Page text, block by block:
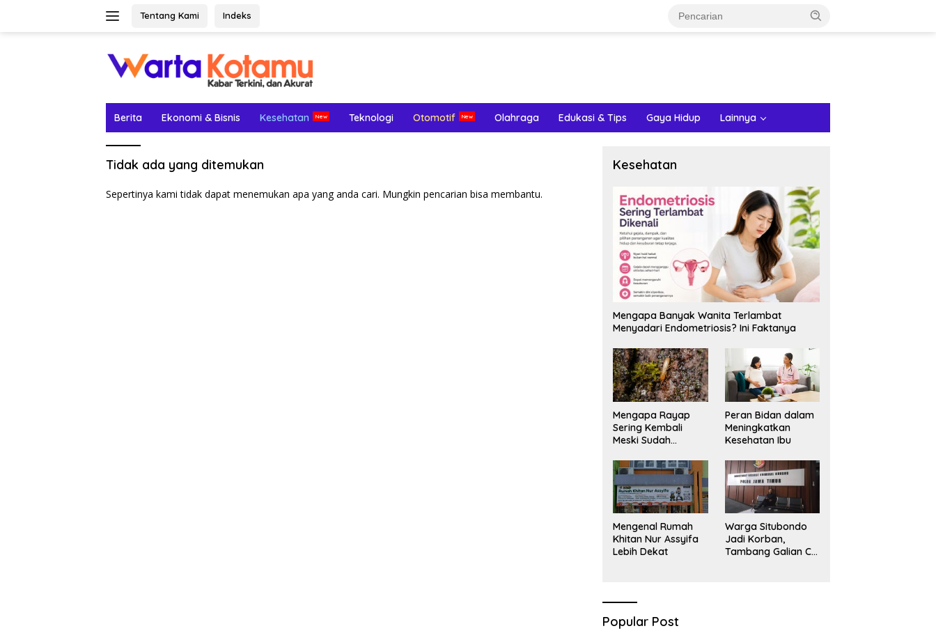
Tentang Kami Indeks
Berita Ekonomi & Bisnis Kesehatan Teknologi Otomotif Olahraga Edukasi & Tips Gaya Hidup Lainnya
Tidak ada yang ditemukan
Sepertinya kami tidak dapat menemukan apa yang anda cari. Mungkin pencarian bisa membantu.
Kesehatan
Mengapa Banyak Wanita Terlambat
Menyadari Endometriosis? Ini Faktanya
Mengapa Rayap
Sering Kembali
Meski Sudah
Peran Bidan dalam
Meningkatkan
Kesehatan Ibu
Mengenal Rumah
Khitan Nur Assyifa
Lebih Dekat
Warga Situbondo
Jadi Korban,
Tambang Galian C
Popular Post